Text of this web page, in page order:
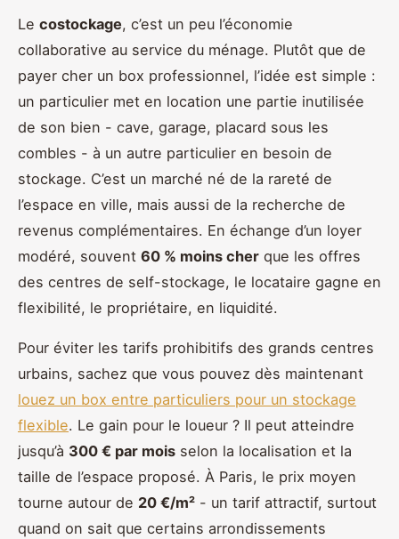
Le costockage, c’est un peu l’économie
collaborative au service du ménage. Plutôt que de
payer cher un box professionnel, l’idée est simple :
un particulier met en location une partie inutilisée
de son bien - cave, garage, placard sous les
combles - à un autre particulier en besoin de
stockage. C’est un marché né de la rareté de
l’espace en ville, mais aussi de la recherche de
revenus complémentaires. En échange d’un loyer
modéré, souvent 60 % moins cher que les offres
des centres de self-stockage, le locataire gagne en
flexibilité, le propriétaire, en liquidité.
Pour éviter les tarifs prohibitifs des grands centres
urbains, sachez que vous pouvez dès maintenant
louez un box entre particuliers pour un stockage
flexible. Le gain pour le loueur ? Il peut atteindre
jusqu’à 300 € par mois selon la localisation et la
taille de l’espace proposé. À Paris, le prix moyen
tourne autour de 20 €/m² - un tarif attractif, surtout
quand on sait que certains arrondissements